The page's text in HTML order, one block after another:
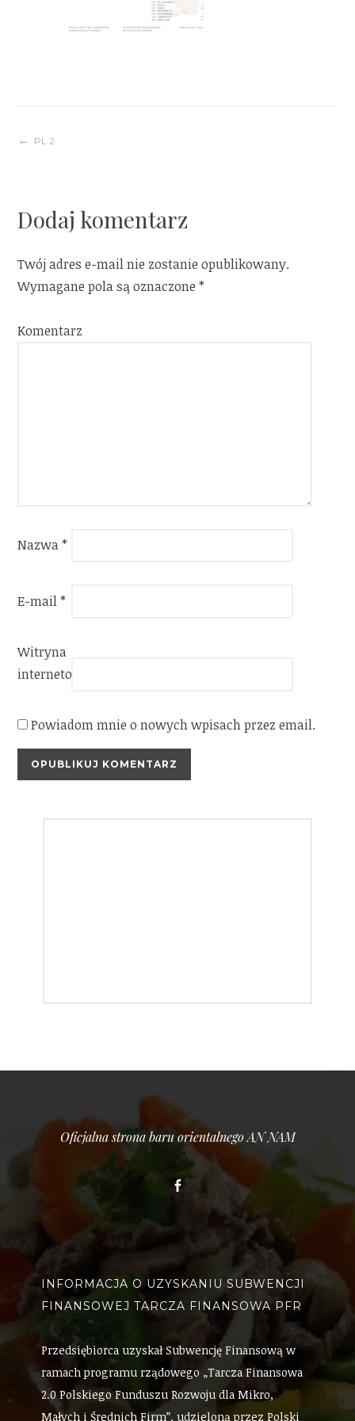
Nawigacja
PL 2
Dodaj komentarz
Twój adres e-mail nie zostanie opublikowany.
Wymagane pola są oznaczone*
Komentarz
Nazwa*
E-mail*
Witryna
internetowa
Powiadom mnie o nowych wpisach przez email.
Oficjalna strona baru orientalnego AN NAM
Facebook
INFORMACJA O UZYSKANIU SUBWENCJI
FINANSOWEJ TARCZA FINANSOWA PFR
Przedsiębiorca uzyskał Subwencję Finansową w
ramach programu rządowego „Tarcza Finansowa
2.0 Polskiego Funduszu Rozwoju dla Mikro,
Małych i Średnich Firm”, udzieloną przez Polski